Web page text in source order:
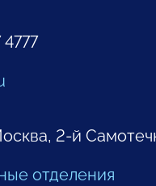
4777
2-й
отделения